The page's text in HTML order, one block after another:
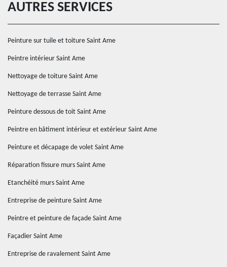
AUTRES SERVICES
Peinture sur tuile et toiture Saint Ame
Peintre intérieur Saint Ame
Nettoyage de toiture Saint Ame
Nettoyage de terrasse Saint Ame
Peinture dessous de toit Saint Ame
Peintre en bâtiment intérieur et extérieur Saint Ame
Peinture et décapage de volet Saint Ame
Réparation fissure murs Saint Ame
Etanchéité murs Saint Ame
Entreprise de peinture Saint Ame
Peintre et peinture de façade Saint Ame
Façadier Saint Ame
Entreprise de ravalement Saint Ame